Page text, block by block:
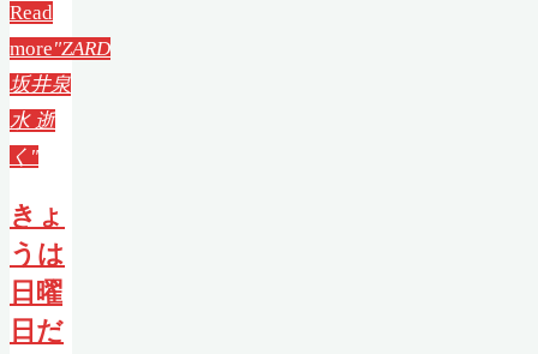
Read
more"ZARD
坂井泉
水 逝
く"
きょ
うは
日曜
日だ